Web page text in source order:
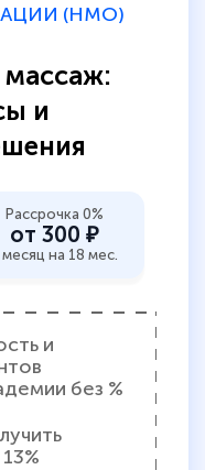
(НМО)
и
Рассрочка 0%
от 300 ₽
месяц на 18 мес.
и
без %